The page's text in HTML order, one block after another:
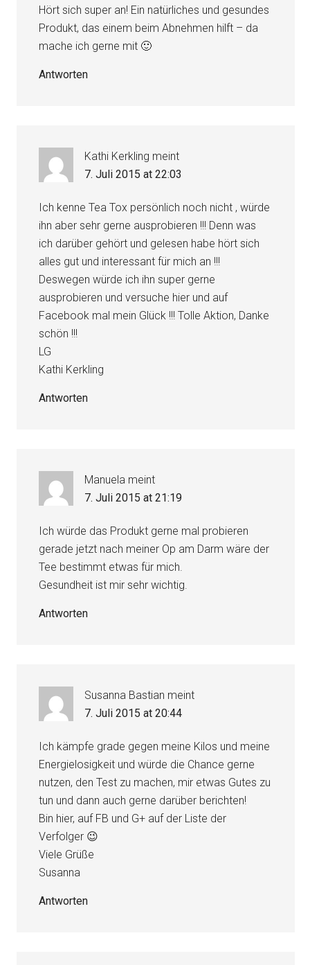
Hört sich super an! Ein natürliches und gesundes
Produkt, das einem beim Abnehmen hilft – da
mache ich gerne mit 🙂
Antworten
Kathi Kerkling meint
7. Juli 2015 at 22:03
Ich kenne Tea Tox persönlich noch nicht , würde
ihn aber sehr gerne ausprobieren !!! Denn was
ich darüber gehört und gelesen habe hört sich
alles gut und interessant für mich an !!!
Deswegen würde ich ihn super gerne
ausprobieren und versuche hier und auf
Facebook mal mein Glück !!! Tolle Aktion, Danke
schön !!!
LG
Kathi Kerkling
Antworten
Manuela meint
7. Juli 2015 at 21:19
Ich würde das Produkt gerne mal probieren
gerade jetzt nach meiner Op am Darm wäre der
Tee bestimmt etwas für mich.
Gesundheit ist mir sehr wichtig.
Antworten
Susanna Bastian meint
7. Juli 2015 at 20:44
Ich kämpfe grade gegen meine Kilos und meine
Energielosigkeit und würde die Chance gerne
nutzen, den Test zu machen, mir etwas Gutes zu
tun und dann auch gerne darüber berichten!
Bin hier, auf FB und G+ auf der Liste der
Verfolger 😉
Viele Grüße
Susanna
Antworten